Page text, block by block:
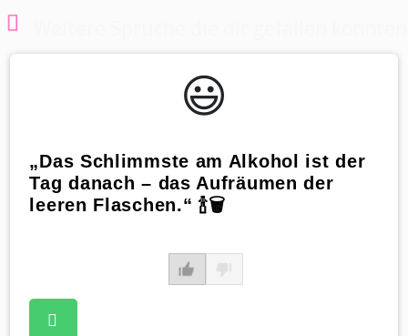
😃️
„Das Schlimmste am Alkohol ist der
Tag danach – das Aufräumen der
leeren Flaschen.“ 🍾🗑️